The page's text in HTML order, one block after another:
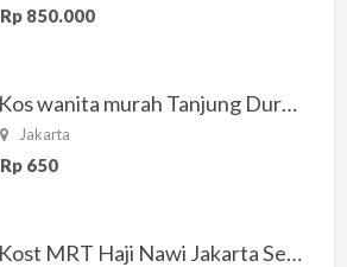
Rp 850.000
Kos wanita murah Tanjung Duren Jakarta Barat
Jakarta
Rp 650
Kost MRT Haji Nawi Jakarta Selatan